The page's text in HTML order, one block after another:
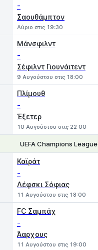
-
Σαουθάμπτον
Αύριο στις 19:30
Μάνσφιλντ
-
Σέφιλντ Γιουνάιτεντ
9 Αυγούστου στις 18:00
Πλίμουθ
-
Έξετερ
10 Αυγούστου στις 22:00
UEFA Champions League
Καϊράτ
-
Λέφσκι Σόφιας
11 Αυγούστου στις 18:00
FC Σαμπάχ
-
Άαρχους
11 Αυγούστου στις 19:00